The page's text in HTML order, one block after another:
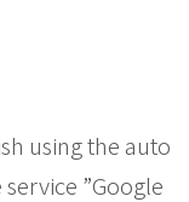
using the auto
”Google